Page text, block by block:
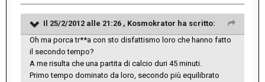
Il 25/2/2012 alle 21:26 , Kosmokrator ha scritto:
Oh ma porca tr**a con sto disfattismo loro che hanno fatto
il secondo tempo?
A me risulta che una partita di calcio duri 45 minuti.
Primo tempo dominato da loro, secondo più equilibrato